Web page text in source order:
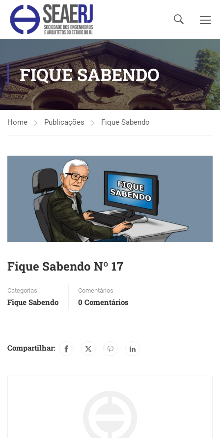
FIQUE SABENDO
Home Publicações Fique Sabendo
Fique Sabendo Nº 17
Categorias
Fique Sabendo
Comentários
0 Comentários
Compartilhar: